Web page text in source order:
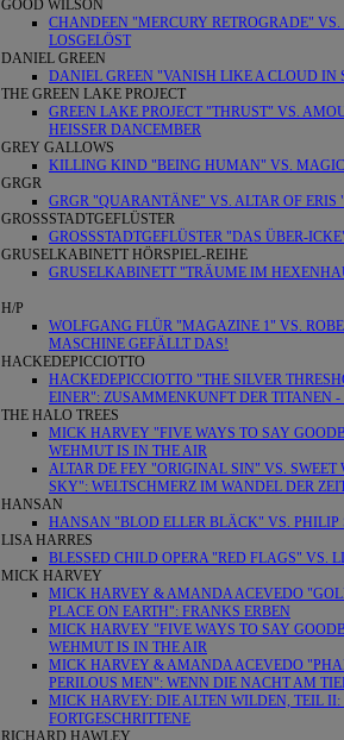
GOOD WILSON
CHANDEEN "MERCURY RETROGRADE"
LOSGELÖST
DANIEL GREEN
DANIEL GREEN "VANISH LIKE A CLOUD
THE GREEN LAKE PROJECT
GREEN LAKE PROJECT "THRUST" VS.
HEISSER DANCEMBER
GREY GALLOWS
KILLING KIND "BEING HUMAN" VS. MAGIC
GRGR
GRGR "QUARANTÄNE" VS. ALTAR OF
GROSSSTADTGEFLÜSTER
GROSSSTADTGEFLÜSTER "DAS ÜBER-
GRUSELKABINETT HÖRSPIEL-REIHE
GRUSELKABINETT "TRÄUME IM
H/P
WOLFGANG FLÜR "MAGAZINE 1" VS.
MASCHINE GEFÄLLT DAS!
HACKEDEPICCIOTTO
HACKEDEPICCIOTTO "THE SILVER
EINER": ZUSAMMENKUNFT DER TITANEN -
THE HALO TREES
MICK HARVEY "FIVE WAYS TO SAY
WEHMUT IS IN THE AIR
ALTAR DE FEY "ORIGINAL SIN" VS.
SKY": WELTSCHMERZ IM WANDEL DER
HANSAN
HANSAN "BLOD ELLER BLÄCK" VS. PHILIP
LISA HARRES
BLESSED CHILD OPERA "RED FLAGS" VS.
MICK HARVEY
MICK HARVEY & AMANDA ACEVEDO
PLACE ON EARTH": FRANKS ERBEN
MICK HARVEY "FIVE WAYS TO SAY
WEHMUT IS IN THE AIR
MICK HARVEY & AMANDA ACEVEDO
PERILOUS MEN": WENN DIE NACHT AM
MICK HARVEY: DIE ALTEN WILDEN, TEIL
FORTGESCHRITTENE
RICHARD HAWLEY